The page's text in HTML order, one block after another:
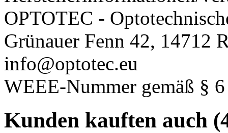
OPTOTEC -
Grünauer Fenn 42, 14712
info@optotec.eu
WEEE-Nummer gemäß §
Kunden kauften auch